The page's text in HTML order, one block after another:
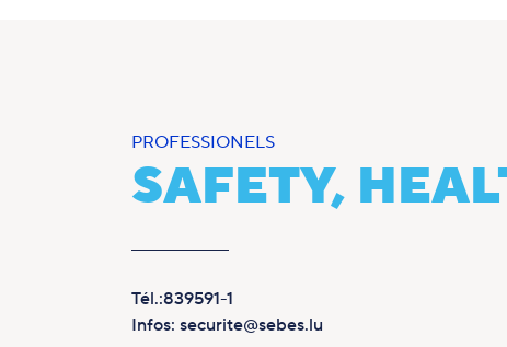
PROFESSIONELS
SAFETY,
Tél.:839591-1
Infos: securite@sebes.lu